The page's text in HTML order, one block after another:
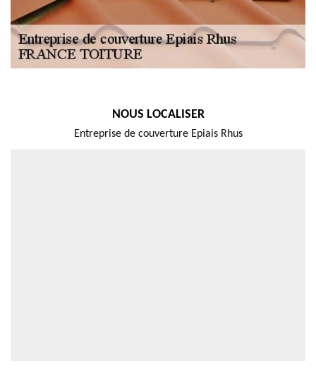
NOUS LOCALISER
Entreprise de couverture Epiais Rhus